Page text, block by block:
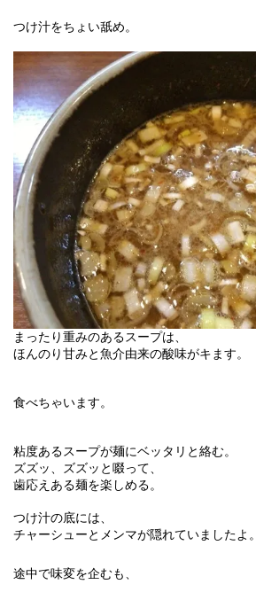
つけ汁をちょい舐め。
まったり重みのあるスープは、
ほんのり甘みと魚介由来の酸味がキます。
食べちゃいます。
粘度あるスープが麺にベッタリと絡む。
ズズッ、ズズッと啜って、
歯応えある麺を楽しめる。
つけ汁の底には、
チャーシューとメンマが隠れていましたよ。
途中で味変を企むも、